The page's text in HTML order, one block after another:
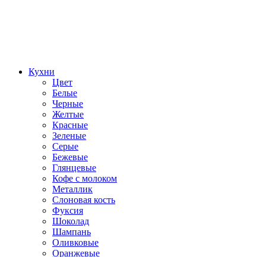
Кухни
Цвет
Белые
Черные
Желтые
Красные
Зеленые
Серые
Бежевые
Глянцевые
Кофе с молоком
Металлик
Слоновая кость
Фуксия
Шоколад
Шампань
Оливковые
Оранжевые